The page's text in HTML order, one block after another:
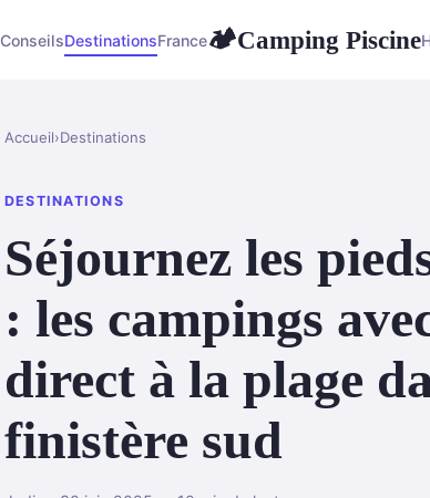
ConseilsDestinationsFrance🏕Camping Piscine
Accueil›Destinations
DESTINATIONS
Séjournez les
: les campings
direct à la plage
finistère sud